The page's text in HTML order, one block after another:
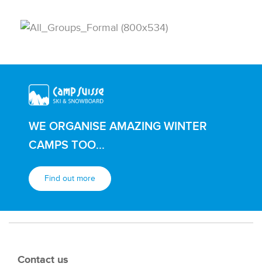
WE ORGANISE AMAZING WINTER
CAMPS TOO...
Find out more
Contact us